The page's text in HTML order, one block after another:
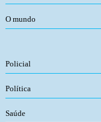
O mundo
Policial
Política
Saúde